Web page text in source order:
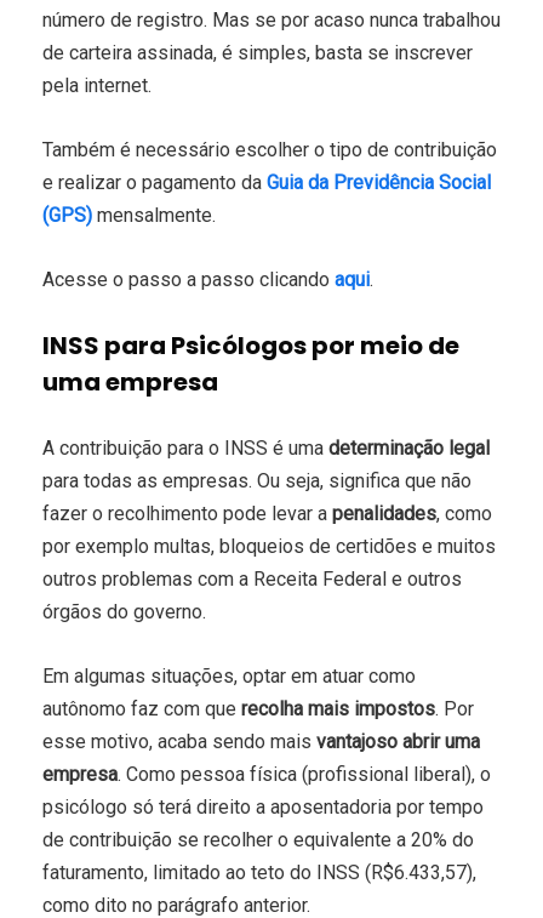
número de registro. Mas se por acaso nunca trabalhou
de carteira assinada, é simples, basta se inscrever
pela internet.
Também é necessário escolher o tipo de contribuição
e realizar o pagamento da Guia da Previdência Social
(GPS) mensalmente.
Acesse o passo a passo clicando aqui.
INSS para Psicólogos por meio de
uma empresa
A contribuição para o INSS é uma determinação legal
para todas as empresas. Ou seja, significa que não
fazer o recolhimento pode levar a penalidades, como
por exemplo multas, bloqueios de certidões e muitos
outros problemas com a Receita Federal e outros
órgãos do governo.
Em algumas situações, optar em atuar como
autônomo faz com que recolha mais impostos. Por
esse motivo, acaba sendo mais vantajoso abrir uma
empresa. Como pessoa física (profissional liberal), o
psicólogo só terá direito a aposentadoria por tempo
de contribuição se recolher o equivalente a 20% do
faturamento, limitado ao teto do INSS (R$6.433,57),
como dito no parágrafo anterior.